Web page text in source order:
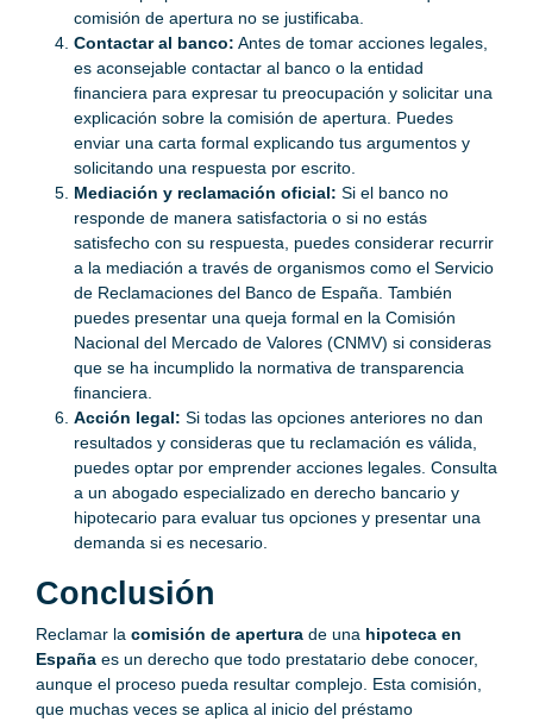
comisión de apertura no se justificaba.
Contactar al banco: Antes de tomar acciones legales,
es aconsejable contactar al banco o la entidad
financiera para expresar tu preocupación y solicitar una
explicación sobre la comisión de apertura. Puedes
enviar una carta formal explicando tus argumentos y
solicitando una respuesta por escrito.
Mediación y reclamación oficial: Si el banco no
responde de manera satisfactoria o si no estás
satisfecho con su respuesta, puedes considerar recurrir
a la mediación a través de organismos como el Servicio
de Reclamaciones del Banco de España. También
puedes presentar una queja formal en la Comisión
Nacional del Mercado de Valores (CNMV) si consideras
que se ha incumplido la normativa de transparencia
financiera.
Acción legal: Si todas las opciones anteriores no dan
resultados y consideras que tu reclamación es válida,
puedes optar por emprender acciones legales. Consulta
a un abogado especializado en derecho bancario y
hipotecario para evaluar tus opciones y presentar una
demanda si es necesario.
Conclusión
Reclamar la comisión de apertura de una hipoteca en
España es un derecho que todo prestatario debe conocer,
aunque el proceso pueda resultar complejo. Esta comisión,
que muchas veces se aplica al inicio del préstamo